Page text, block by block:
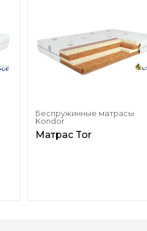
Беспружинные матрасы
Kondor
Матрас Tor